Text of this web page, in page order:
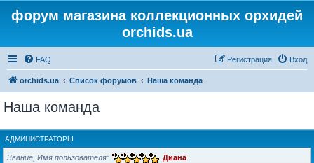
форум магазина коллекционных орхидей
orchids.ua
FAQ Вход
Регистрация
orchids.ua Список форумов Наша команда
Наша команда
АДМИНИСТРАТОРЫ
Звание, Имя пользователя Диана